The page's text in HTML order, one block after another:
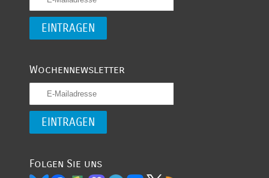
Wochennewsletter
Folgen Sie uns